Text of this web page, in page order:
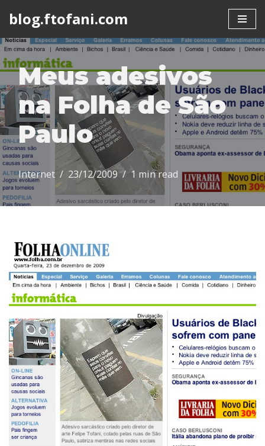
to
content
blog.ftofani.com
Meus adesivos
na Folha de São
Paulo
Internet 23/12/2009 1 min read